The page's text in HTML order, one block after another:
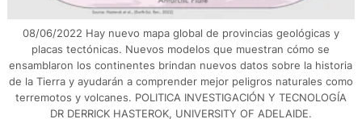
08/06/2022 Hay nuevo mapa global de provincias geológicas y
placas tectónicas. Nuevos modelos que muestran cómo se
ensamblaron los continentes brindan nuevos datos sobre la historia
de la Tierra y ayudarán a comprender mejor peligros naturales como
terremotos y volcanes. POLITICA INVESTIGACIÓN Y TECNOLOGÍA
DR DERRICK HASTEROK, UNIVERSITY OF ADELAIDE.